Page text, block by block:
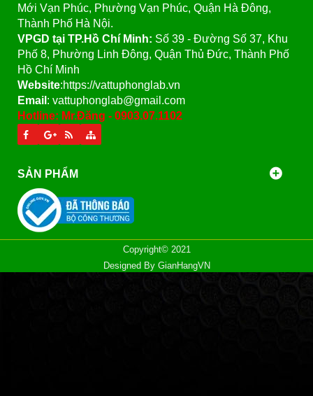
Mới Vạn Phúc, Phường Vạn Phúc, Quận Hà Đông,
Thành Phố Hà Nội.
VPGD tại TP.Hồ Chí Minh: Số 39 - Đường Số 37, Khu
Phố 8, Phường Linh Đông, Quận Thủ Đức, Thành Phố
Hồ Chí Minh
Website:https://vattuphonglab.vn
Email : vattuphonglab@gmail.com
Hotline: Mr.Đăng - 0903.07.1102
SẢN PHẨM
Copyright© 2021
Designed By GianHangVN